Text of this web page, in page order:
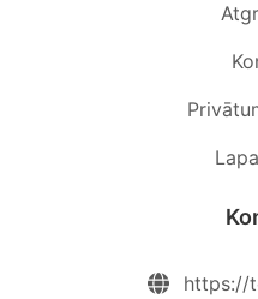
https://